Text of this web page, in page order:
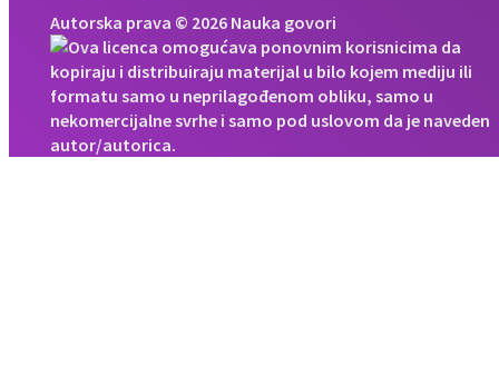
Autorska prava © 2026 Nauka govori